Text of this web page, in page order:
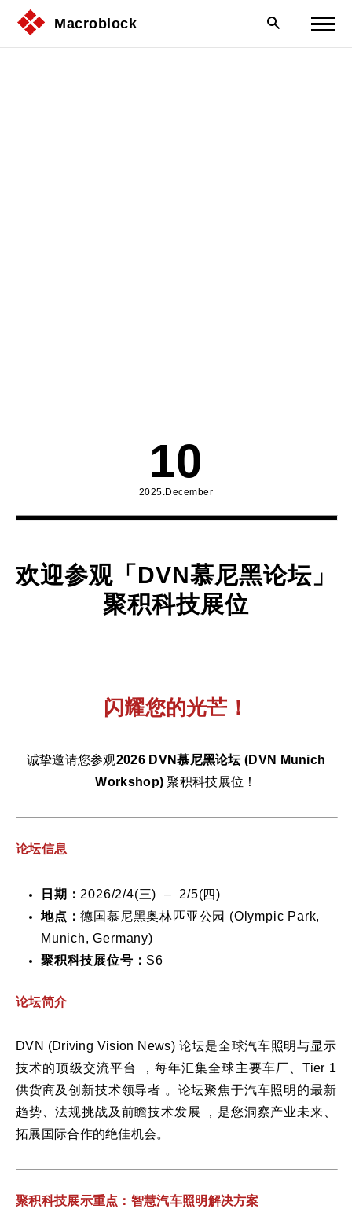
Macroblock
10
2025.December
欢迎参观「DVN慕尼黑论坛」
聚积科技展位
闪耀您的光芒！
诚挚邀请您参观2026 DVN慕尼黑论坛(DVN Munich
Workshop) 聚积科技展位！
论坛信息
日期： 2026/2/4(三) – 2/5(四)
地点：德国慕尼黑奥林匹亚公园 (Olympic Park,
Munich, Germany)
聚积科技展位号： S6
论坛简介
DVN (Driving Vision News) 论坛是全球汽车照明与显示
技术的顶级交流平台 ，每年汇集全球主要车厂、Tier 1
供货商及创新技术领导者 。论坛聚焦于汽车照明的最新
趋势、法规挑战及前瞻技术发展 ，是您洞察产业未来、
拓展国际合作的绝佳机会。
聚积科技展示重点：智慧汽车照明解决方案